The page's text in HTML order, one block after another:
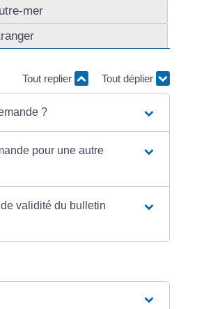
mer
Tout replier Tout déplier
?
pour une autre
validité du bulletin